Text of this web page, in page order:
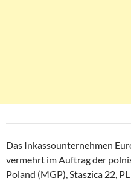
Das Inkassounternehmen
vermehrt im Auftrag der
Poland (MGP), Staszica 22,